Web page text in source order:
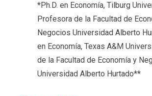
*Ph.D. en Economía, Tilburg
Profesora de la Facultad de
Negocios Universidad Alberto
en Economía, Texas A&M
de la Facultad de Economía y
Universidad Alberto Hurtado**